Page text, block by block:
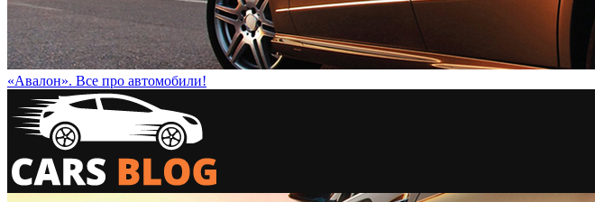
«Авалон». Все про автомобили!